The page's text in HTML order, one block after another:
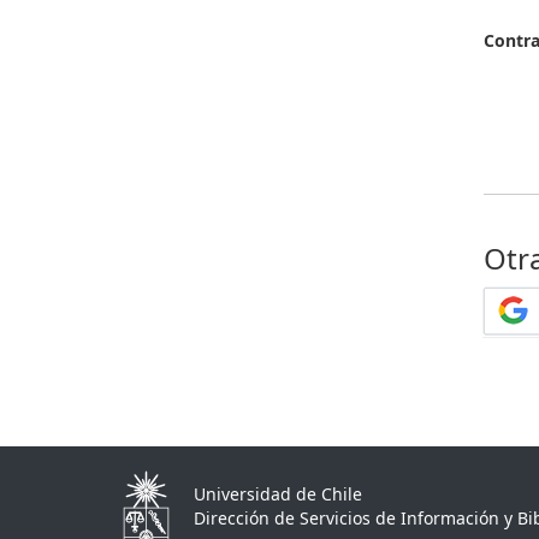
Universidad de Chile
Dirección de Servicios de Información y